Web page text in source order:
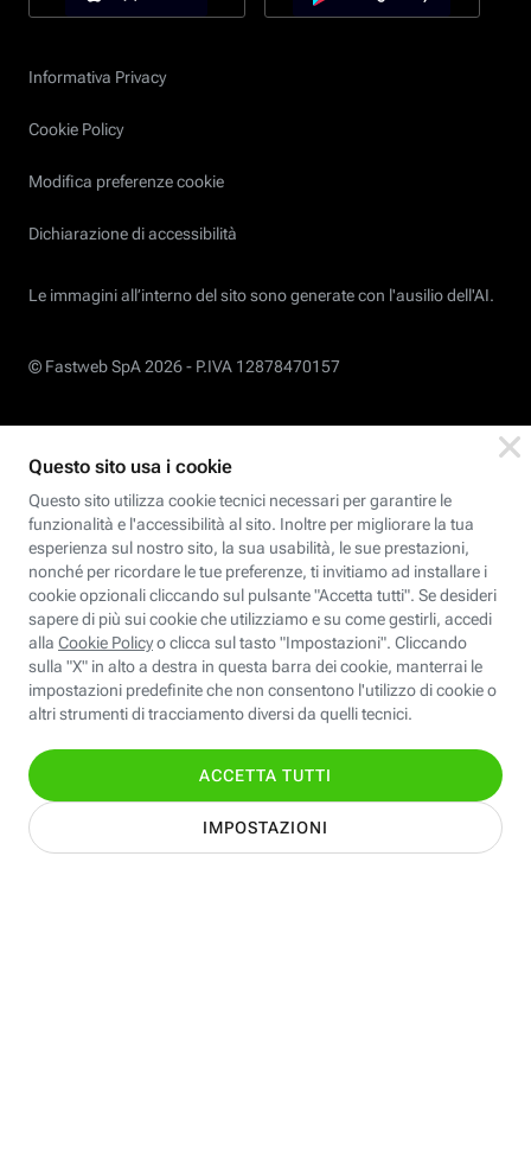
Informativa Privacy
Cookie Policy
Modifica preferenze cookie
Dichiarazione di accessibilità
Le immagini all’interno del sito sono generate con l'ausilio dell'AI.
© Fastweb SpA 2026 - P.IVA 12878470157